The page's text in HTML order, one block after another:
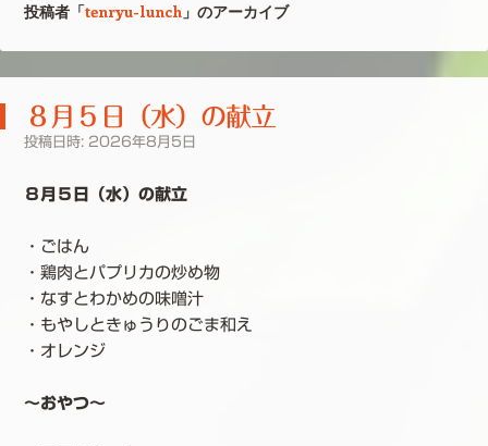
投稿者「tenryu-lunch」のアーカイブ
８月５日（水）の献立
投稿日時: 2026年8月5日
８月５日（水）の献立
・ごはん
・鶏肉とパプリカの炒め物
・なすとわかめの味噌汁
・もやしときゅうりのごま和え
・オレンジ
～おやつ～